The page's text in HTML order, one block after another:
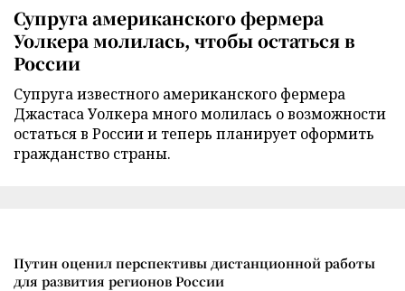
Супруга американского фермера
Уолкера молилась, чтобы остаться в
России
Супруга известного американского фермера
Джастаса Уолкера много молилась о возможности
остаться в России и теперь планирует оформить
гражданство страны.
Путин оценил перспективы дистанционной работы
для развития регионов России